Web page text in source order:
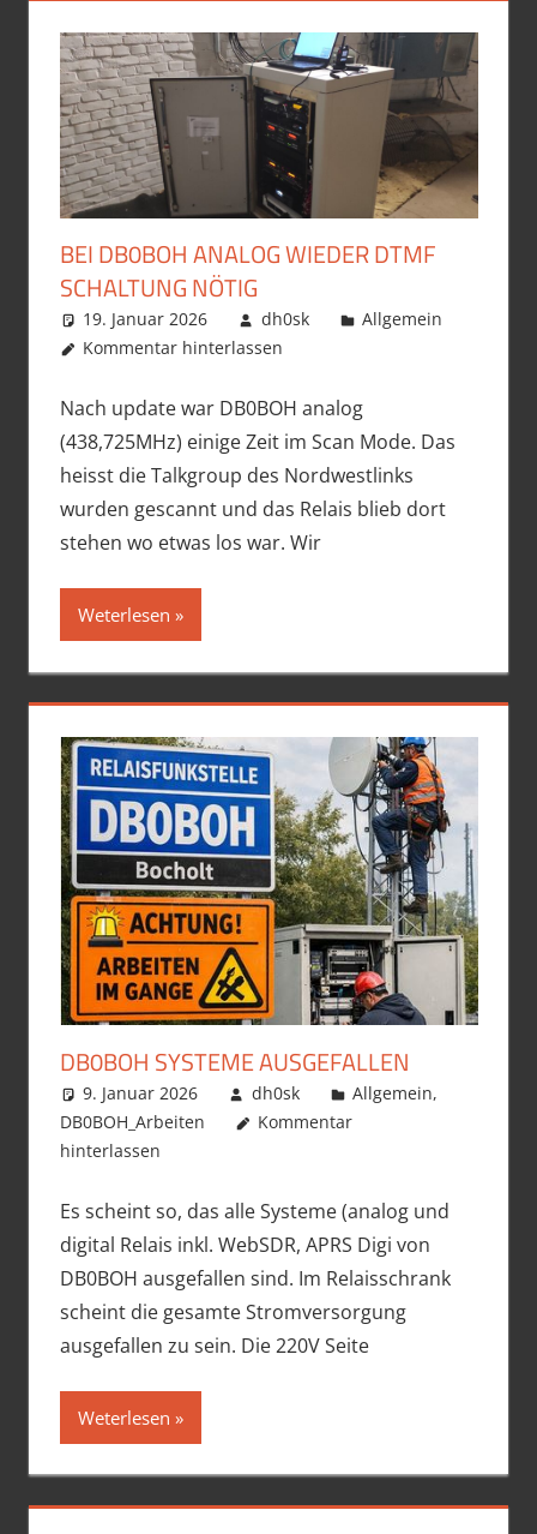
BEI DB0BOH ANALOG WIEDER DTMF
SCHALTUNG NÖTIG
19. Januar 2026 dh0sk
Allgemein
Kommentar hinterlassen
Nach update war DB0BOH analog
(438,725MHz) einige Zeit im Scan Mode. Das
heisst die Talkgroup des Nordwestlinks
wurden gescannt und das Relais blieb dort
stehen wo etwas los war. Wir
Weterlesen
DB0BOH SYSTEME AUSGEFALLEN
9. Januar 2026 dh0sk Allgemein,
DB0BOH_Arbeiten
Kommentar
hinterlassen
Es scheint so, das alle Systeme (analog und
digital Relais inkl. WebSDR, APRS Digi von
DB0BOH ausgefallen sind. Im Relaisschrank
scheint die gesamte Stromversorgung
ausgefallen zu sein. Die 220V Seite
Weterlesen